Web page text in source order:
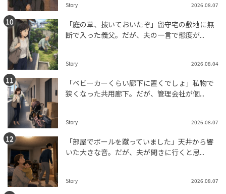
Story 2026.08.07
「庭の草、抜いておいたぞ」留守宅の敷地に無
断で入った義父。だが、夫の一言で態度が...
Story 2026.08.04
「ベビーカーくらい廊下に置くでしょ」私物で
狭くなった共用廊下。だが、管理会社が個...
Story 2026.08.07
「部屋でボールを蹴っていました」天井から響
いた大きな音。だが、夫が聞きに行くと思...
Story 2026.08.07